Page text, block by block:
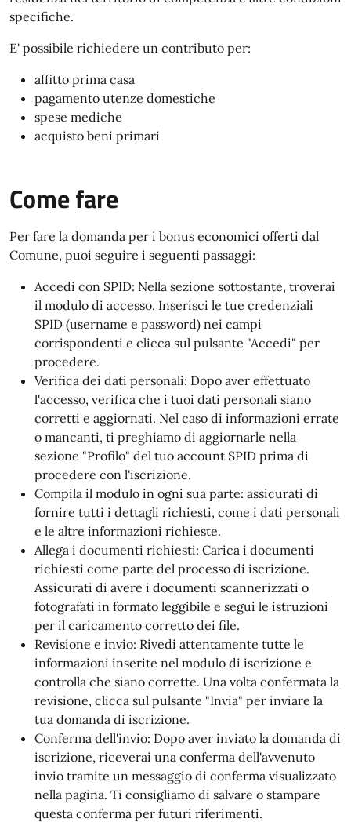
specifiche.
E' possibile richiedere un contributo per:
affitto prima casa
pagamento utenze domestiche
spese mediche
acquisto beni primari
Come fare
Per fare la domanda per i bonus economici offerti dal
Comune, puoi seguire i seguenti passaggi:
Accedi con SPID: Nella sezione sottostante, troverai
il modulo di accesso. Inserisci le tue credenziali
SPID (username e password) nei campi
corrispondenti e clicca sul pulsante "Accedi" per
procedere.
Verifica dei dati personali: Dopo aver effettuato
l'accesso, verifica che i tuoi dati personali siano
corretti e aggiornati. Nel caso di informazioni errate
o mancanti, ti preghiamo di aggiornarle nella
sezione "Profilo" del tuo account SPID prima di
procedere con l'iscrizione.
Compila il modulo in ogni sua parte: assicurati di
fornire tutti i dettagli richiesti, come i dati personali
e le altre informazioni richieste.
Allega i documenti richiesti: Carica i documenti
richiesti come parte del processo di iscrizione.
Assicurati di avere i documenti scannerizzati o
fotografati in formato leggibile e segui le istruzioni
per il caricamento corretto dei file.
Revisione e invio: Rivedi attentamente tutte le
informazioni inserite nel modulo di iscrizione e
controlla che siano corrette. Una volta confermata la
revisione, clicca sul pulsante "Invia" per inviare la
tua domanda di iscrizione.
Conferma dell'invio: Dopo aver inviato la domanda di
iscrizione, riceverai una conferma dell'avvenuto
invio tramite un messaggio di conferma visualizzato
nella pagina. Ti consigliamo di salvare o stampare
questa conferma per futuri riferimenti.